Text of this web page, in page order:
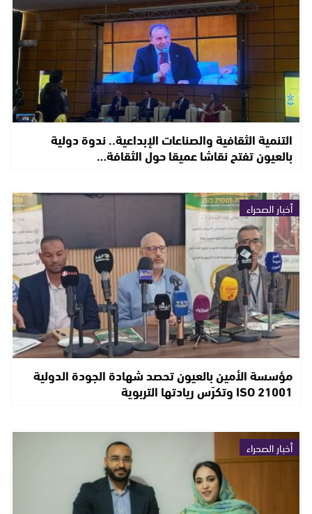
التنمية الثقافية والصناعات الإبداعية.. ندوة دولية
بالعيون تفتح نقاشا عميقا حول الثقافة…
أخبار الصحراء
مؤسسة الأمين بالعيون تحصد شهادة الجودة الدولية
ISO 21001 وتكرّس ريادتها التربوية
أخبار الصحراء